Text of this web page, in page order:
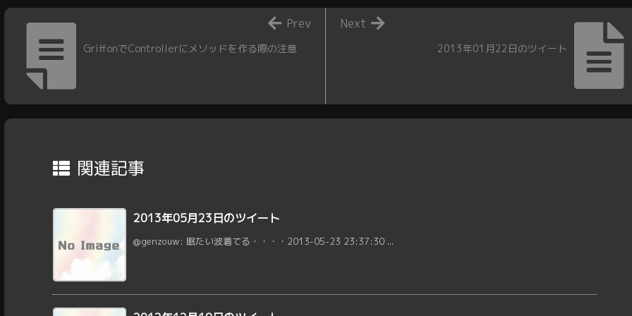
2013年01月22日のツイート
Next
GriffonでControllerにメソッドを作る際の注意
Prev
関連記事
2013年05月23日のツイート
@genzouw: 眠たい波着てる・・・・2013-05-23 23:37:30 ...